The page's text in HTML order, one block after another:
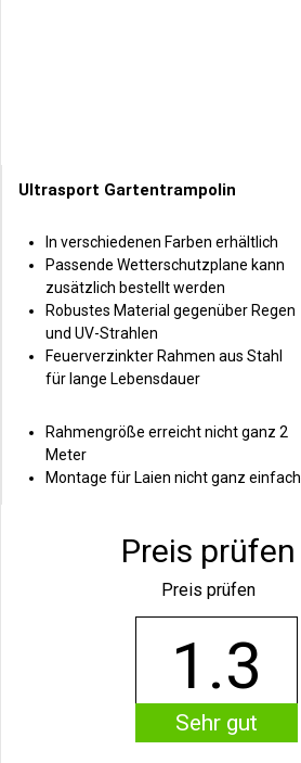
Ultrasport Gartentrampolin
In verschiedenen Farben erhältlich
Passende Wetterschutzplane kann
zusätzlich bestellt werden
Robustes Material gegenüber Regen
und UV-Strahlen
Feuerverzinkter Rahmen aus Stahl
für lange Lebensdauer
Rahmengröße erreicht nicht ganz 2
Meter
Montage für Laien nicht ganz einfach
Preis prüfen
Preis prüfen
1.3
Sehr gut